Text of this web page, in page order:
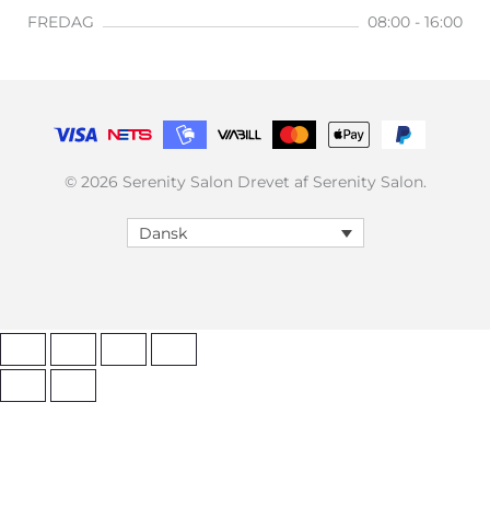
FREDAG
08:00 - 16:00
© 2026 Serenity Salon Drevet af Serenity Salon.
Dansk